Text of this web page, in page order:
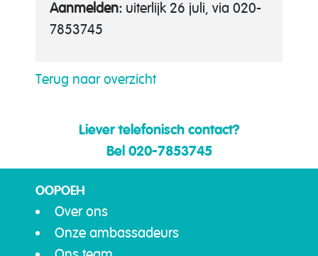
Aanmelden: uiterlijk 26 juli, via 020-
7853745
Terug naar overzicht
Liever telefonisch contact?
Bel 020-7853745
OOPOEH
Over ons
Onze ambassadeurs